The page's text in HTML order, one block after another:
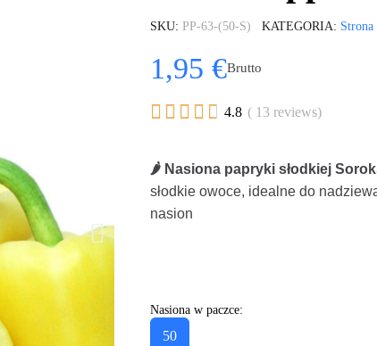
SKU PP-63-(50-S) KATEGORIA Strona
1,95 €Brutto
     4.8 ( 13 reviews)
🌶️ Nasiona papryki słodkiej
słodkie owoce, idealne do
nasion
Nasiona w paczce:
50